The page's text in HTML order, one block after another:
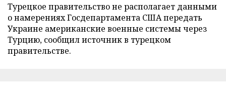
Турецкое правительство не располагает данными
о намерениях Госдепартамента США передать
Украине американские военные системы через
Турцию, сообщил источник в турецком
правительстве.